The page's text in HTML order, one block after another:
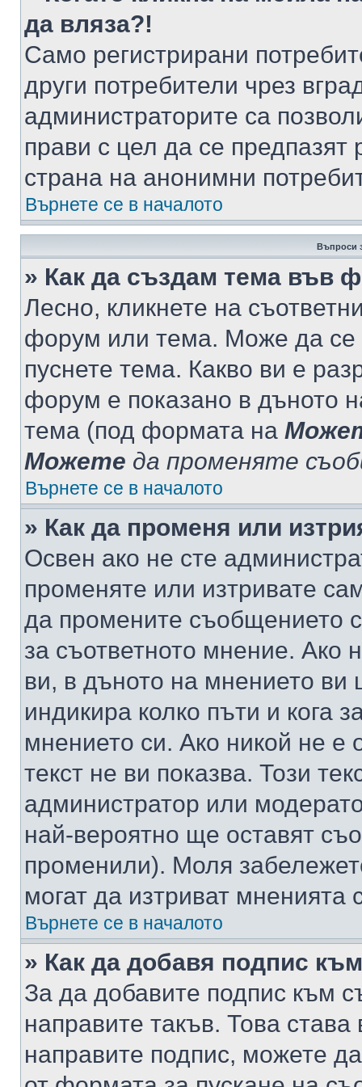
да вляза?!
Само регистрирани
други потребители чрез
администраторите са
прави с цел да се предпазят
страна на анонимни
Върнете се в началото
Въпроси
» Как да създам тема във
Лесно, кликнете на
форум или тема. Може да се
пуснете тема. Какво ви е
форум е показано в дъното
тема (под формата на
Можете да променяте
Върнете се в началото
» Как да променя или
Освен ако не сте
променяте или изтривате
да промените съобщението
за съответното мнение. Ако
ви, в дъното на мнението ви
индикира колко пъти и кога
мнението си. Ако никой не е
текст не ви показва. Този
администратор или
най-вероятно ще оставят
променили). Моля
могат да изтриват мненията
Върнете се в началото
» Как да добавя подпис
За да добавите подпис към
направите такъв. Това
направите подпис, можете